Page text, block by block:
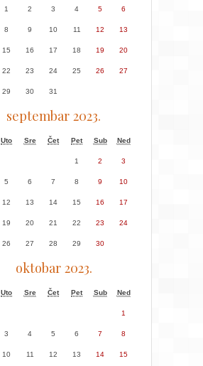
1 2 3 4 5 6
8 9 10 11 12 13
15 16 17 18 19 20
22 23 24 25 26 27
29 30 31
septembar 2023.
Uto Sre Čet Pet Sub Ned
1 2 3
5 6 7 8 9 10
12 13 14 15 16 17
19 20 21 22 23 24
26 27 28 29 30
oktobar 2023.
Uto Sre Čet Pet Sub Ned
1
3 4 5 6 7 8
10 11 12 13 14 15